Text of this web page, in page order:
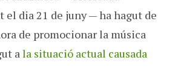
dia 21 de juny — ha hagut de
de promocionar la música
ala situació actual causada